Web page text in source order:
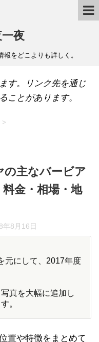
夜
をどこよりも詳しく。
す。リンク先を通じ
ことがあります。
>
の主なバービア
金・相場・地
年8月16日
元にして、2017年度
真を大幅に追加し
。
置や特徴をまとめて